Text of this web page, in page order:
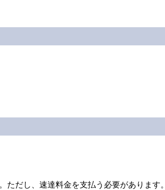
だし、速達料金を支払う必要があります。